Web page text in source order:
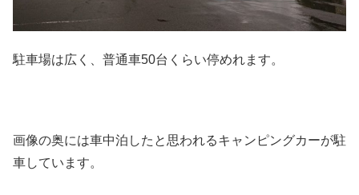
駐車場は広く、普通車50台くらい停めれます。
画像の奥には車中泊したと思われるキャンピングカーが駐
車しています。